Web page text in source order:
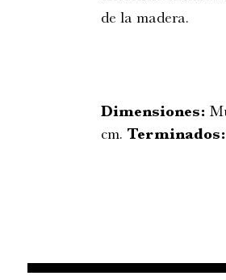
de la madera.
Dimensiones:
cm. Terminados: